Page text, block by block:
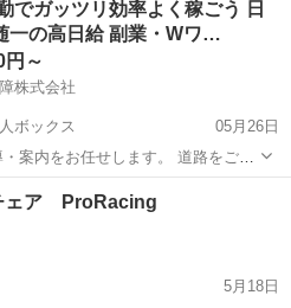
でガッツリ効率よく稼ごう 日
一の高日給 副業・Wワ…
円～
株式会社
ボックス
05月26日
案内をお任せします。 道路をご利
安心して通行するために適切に誘
直帰OKです! <未経験でも安心!!> 丁
ェア ProRacing
5月18日